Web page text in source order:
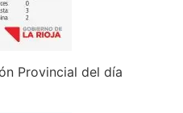
Provincial del día